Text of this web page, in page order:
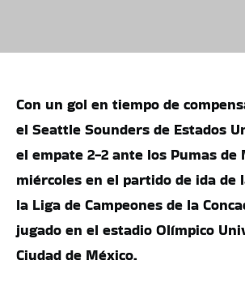
Con un gol en tiempo de
el Seattle Sounders de Estados
el empate 2-2 ante los Pumas de
miércoles en el partido de ida de
la Liga de Campeones de la
jugado en el estadio Olímpico
Ciudad de México.